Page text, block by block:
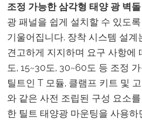
조정 가능한 삼각형 태양 광 벽
광 패널을 쉽게 설치할 수 있도
기울어집니다. 장착 시스템 설
견고하게 지지하며 요구 사항에
도, 15~30도, 30~60도 등 조정
틸트인 T 모듈, 클램프 키트 및
와 같은 사전 조립된 구성 요소
한 틸트 태양광 마운팅을 사용